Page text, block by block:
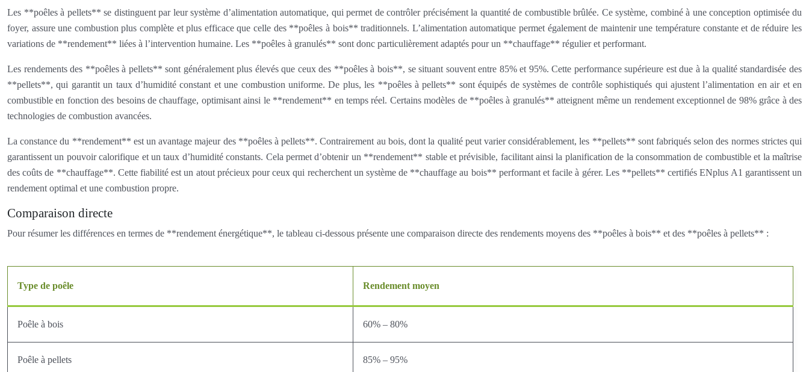
Les **poêles à pellets** se distinguent par leur système d’alimentation automatique, qui permet de contrôler précisément la quantité de combustible brûlée. Ce système, combiné à une conception optimisée du
foyer, assure une combustion plus complète et plus efficace que celle des **poêles à bois** traditionnels. L’alimentation automatique permet également de maintenir une température constante et de réduire les
variations de **rendement** liées à l’intervention humaine. Les **poêles à granulés** sont donc particulièrement adaptés pour un **chauffage** régulier et performant.
Les rendements des **poêles à pellets** sont généralement plus élevés que ceux des **poêles à bois**, se situant souvent entre 85% et 95%. Cette performance supérieure est due à la qualité standardisée des
**pellets**, qui garantit un taux d’humidité constant et une combustion uniforme. De plus, les **poêles à pellets** sont équipés de systèmes de contrôle sophistiqués qui ajustent l’alimentation en air et en
combustible en fonction des besoins de chauffage, optimisant ainsi le **rendement** en temps réel. Certains modèles de **poêles à granulés** atteignent même un rendement exceptionnel de 98% grâce à des
technologies de combustion avancées.
La constance du **rendement** est un avantage majeur des **poêles à pellets**. Contrairement au bois, dont la qualité peut varier considérablement, les **pellets** sont fabriqués selon des normes strictes qui
garantissent un pouvoir calorifique et un taux d’humidité constants. Cela permet d’obtenir un **rendement** stable et prévisible, facilitant ainsi la planification de la consommation de combustible et la maîtrise
des coûts de **chauffage**. Cette fiabilité est un atout précieux pour ceux qui recherchent un système de **chauffage au bois** performant et facile à gérer. Les **pellets** certifiés ENplus A1 garantissent un
rendement optimal et une combustion propre.
Comparaison directe
Pour résumer les différences en termes de **rendement énergétique**, le tableau ci-dessous présente une comparaison directe des rendements moyens des **poêles à bois** et des **poêles à pellets** :
Type de poêle Rendement moyen
Poêle à bois 60% – 80%
Poêle à pellets 85% – 95%